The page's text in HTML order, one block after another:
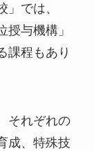
では、
与機構」
課程もあり
それぞれの
成、特殊技